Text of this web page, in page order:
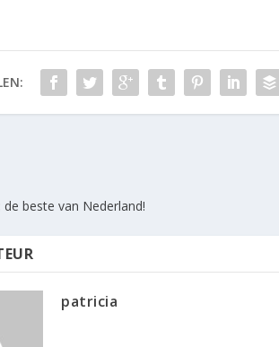
de beste van Nederland!
patricia